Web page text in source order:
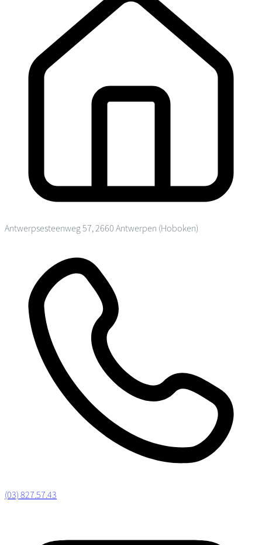
Antwerpsesteenweg 57, 2660 Antwerpen (Hoboken)
(03) 827.57.43